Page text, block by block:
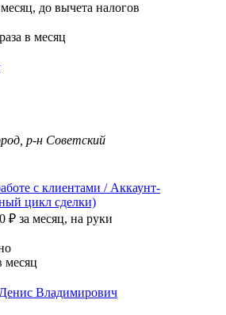
до вычета налогов
в месяц
р-н Советский
с клиентами / Аккаунт-
цикл сделки)
₽ за месяц, на руки
месяц
Владимирович